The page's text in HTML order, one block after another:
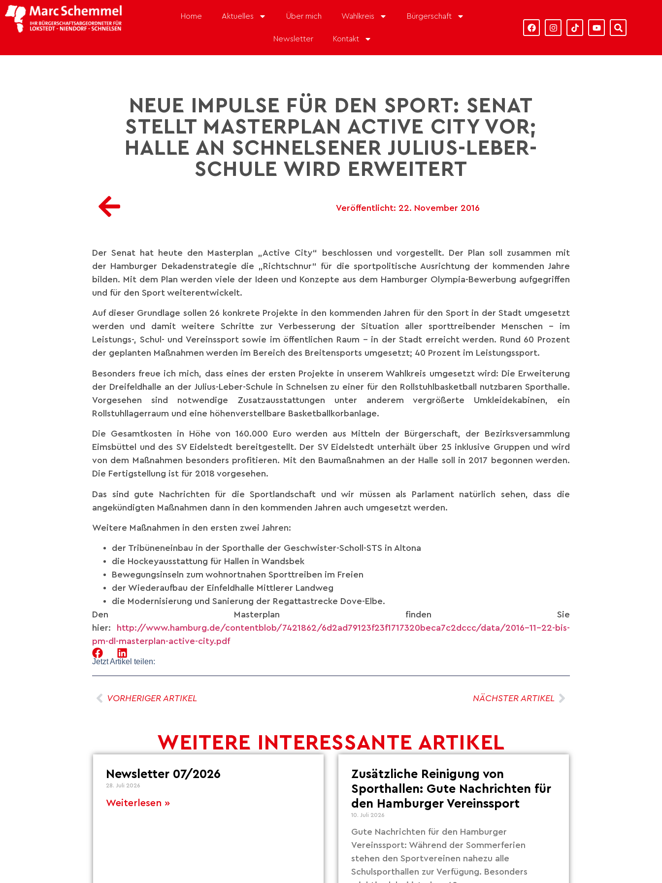
Home Aktuelles Über mich Wahlkreis Bürgerschaft
Newsletter Kontakt
NEUE IMPULSE FÜR DEN SPORT: SENAT
STELLT MASTERPLAN ACTIVE CITY VOR;
HALLE AN SCHNELSENER JULIUS-LEBER-
SCHULE WIRD ERWEITERT
Veröffentlicht: 22. November 2016
Der Senat hat heute den Masterplan „Active City“ beschlossen und vorgestellt. Der Plan soll zusammen mit
der Hamburger Dekadenstrategie die „Richtschnur“ für die sportpolitische Ausrichtung der kommenden Jahre
bilden. Mit dem Plan werden viele der Ideen und Konzepte aus dem Hamburger Olympia-Bewerbung aufgegriffen
und für den Sport weiterentwickelt.
Auf dieser Grundlage sollen 26 konkrete Projekte in den kommenden Jahren für den Sport in der Stadt umgesetzt
werden und damit weitere Schritte zur Verbesserung der Situation aller sporttreibender Menschen – im
Leistungs-, Schul- und Vereinssport sowie im öffentlichen Raum – in der Stadt erreicht werden. Rund 60 Prozent
der geplanten Maßnahmen werden im Bereich des Breitensports umgesetzt; 40 Prozent im Leistungssport.
Besonders freue ich mich, dass eines der ersten Projekte in unserem Wahlkreis umgesetzt wird: Die Erweiterung
der Dreifeldhalle an der Julius-Leber-Schule in Schnelsen zu einer für den Rollstuhlbasketball nutzbaren Sporthalle.
Vorgesehen sind notwendige Zusatzausstattungen unter anderem vergrößerte Umkleidekabinen, ein
Rollstuhllagerraum und eine höhenverstellbare Basketballkorbanlage.
Die Gesamtkosten in Höhe von 160.000 Euro werden aus Mitteln der Bürgerschaft, der Bezirksversammlung
Eimsbüttel und des SV Eidelstedt bereitgestellt. Der SV Eidelstedt unterhält über 25 inklusive Gruppen und wird
von dem Maßnahmen besonders profitieren. Mit den Baumaßnahmen an der Halle soll in 2017 begonnen werden.
Die Fertigstellung ist für 2018 vorgesehen.
Das sind gute Nachrichten für die Sportlandschaft und wir müssen als Parlament natürlich sehen, dass die
angekündigten Maßnahmen dann in den kommenden Jahren auch umgesetzt werden.
Weitere Maßnahmen in den ersten zwei Jahren:
der Tribüneneinbau in der Sporthalle der Geschwister-Scholl-STS in Altona
die Hockeyausstattung für Hallen in Wandsbek
Bewegungsinseln zum wohnortnahen Sporttreiben im Freien
der Wiederaufbau der Einfeldhalle Mittlerer Landweg
die Modernisierung und Sanierung der Regattastrecke Dove-Elbe.
Den Masterplan finden Sie
hier:
http://www.hamburg.de/contentblob/7421862/6d2ad79123f23f1717320beca7c2dccc/data/2016-11-22-bis-
pm-dl-masterplan-active-city.pdf
Jetzt Artikel teilen:
VORHERIGER ARTIKEL NÄCHSTER ARTIKEL
WEITERE INTERESSANTE ARTIKEL
Newsletter 07/2026
28. Juli 2026
Weiterlesen »
Zusätzliche Reinigung von
Sporthallen: Gute Nachrichten für
den Hamburger Vereinssport
10. Juli 2026
Gute Nachrichten für den Hamburger
Vereinssport: Während der Sommerferien
stehen den Sportvereinen nahezu alle
Schulsporthallen zur Verfügung. Besonders